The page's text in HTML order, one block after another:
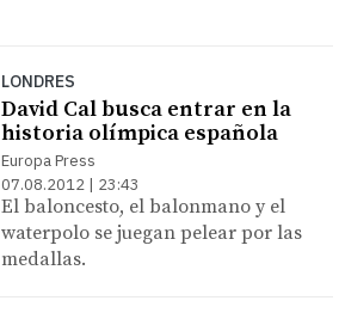
LONDRES
David Cal busca entrar en la
historia olímpica española
Europa Press
07.08.2012 | 23:43
El baloncesto, el balonmano y el
waterpolo se juegan pelear por las
medallas.